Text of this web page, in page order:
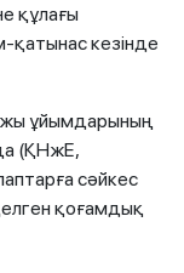
құлағы
қатынас кезінде
ұйымдарының
(ҚНжЕ,
сәйкес
қоғамдық